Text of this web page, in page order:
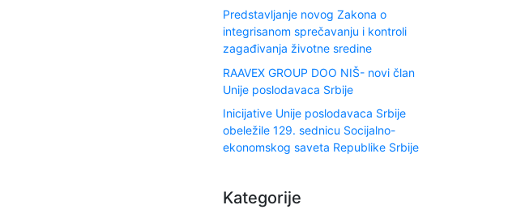
Predstavljanje novog Zakona o
integrisanom sprečavanju i kontroli
zagađivanja životne sredine
RAAVEX GROUP DOO NIŠ- novi član
Unije poslodavaca Srbije
Inicijative Unije poslodavaca Srbije
obeležile 129. sednicu Socijalno-
ekonomskog saveta Republike Srbije
Kategorije